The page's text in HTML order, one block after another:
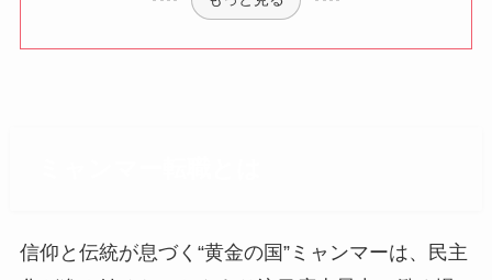
信仰と伝統が息づく“黄金の国”ミャンマーは、民主